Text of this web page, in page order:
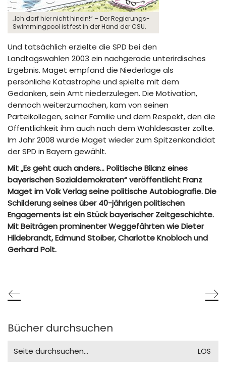
„Ich darf hier nicht hinein!“ – Der Regierungs-
Swimmingpool ist fest in der Hand der CSU.
Und tatsächlich erzielte die SPD bei den
Landtagswahlen 2003 ein nachgerade unterirdisches
Ergebnis. Maget empfand die Niederlage als
persönliche Katastrophe und spielte mit dem
Gedanken, sein Amt niederzulegen. Die Motivation,
dennoch weiterzumachen, kam von seinen
Parteikollegen, seiner Familie und dem Respekt, den die
Öffentlichkeit ihm auch nach dem Wahldesaster zollte.
Im Jahr 2008 wurde Maget wieder zum Spitzenkandidat
der SPD in Bayern gewählt.
Mit „Es geht auch anders… Politische Bilanz eines
bayerischen Sozialdemokraten“ veröffentlicht Franz
Maget im Volk Verlag seine politische Autobiografie. Die
Schilderung seines über 40-jährigen politischen
Engagements ist ein Stück bayerischer Zeitgeschichte.
Mit Beiträgen prominenter Weggefährten wie Dieter
Hildebrandt, Edmund Stoiber, Charlotte Knobloch und
Gerhard Polt.
Bücher durchsuchen
for: